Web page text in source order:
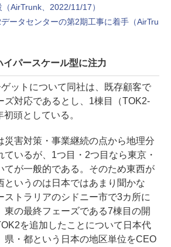
AirTrunk、2022/11/17）
ータセンターの第2期工事に着手（AirTru
パースケール型に注力
ットについて同社は、既存顧客で
ズ対応であるとし、1棟目（TOK2-
頭としている。
害対策・事業継続の点から地理分
いるが、1つ目・2つ目なら東京・
てが一般的である。そのため東西が
というのは日本ではあまり聞かな
ストラリアのシドニー市で3カ所に
東の最終フェーズである7棟目の開
を追加したことについて日本代
県・都という日本の地区単位をCEO